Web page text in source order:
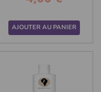
AJOUTER AU PANIER